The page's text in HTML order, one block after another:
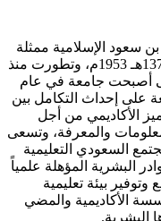
سعود الإسلامية ممثلة
في كلية الشريعة في سنة 1373هـ 1953م، وتطورت منذ
أصبحت جامعة في عام
الجامعة على إحداث التكامل بين
الأكاديمي من أجل
والمعرفة، وتسعى
السعودي التعليمية
البشرية المؤهلة علمياً
وتوفير بيئة تعليمية
الأكاديمية والمضي
البشرية.